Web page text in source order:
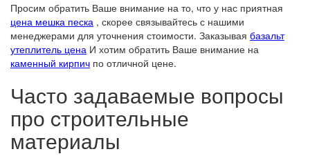
Просим обратить Ваше внимание на то, что у нас приятная
цена мешка песка , скорее связывайтесь с нашими
менеджерами для уточнения стоимости. Заказывая базальт
утеплитель цена И хотим обратить Ваше внимание на
каменный кирпич по отличной цене.
Часто задаваемые вопросы
про cтроительные
материалы